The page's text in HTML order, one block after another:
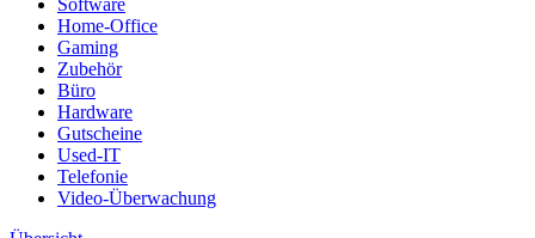
Software
Home-Office
Gaming
Zubehör
Büro
Hardware
Gutscheine
Used-IT
Telefonie
Video-Überwachung